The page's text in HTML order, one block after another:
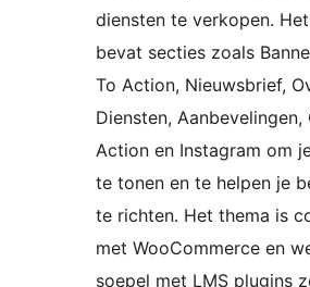
diensten te verkopen.
bevat secties zoals
To Action, Nieuwsbrief,
Diensten, Aanbevelingen,
Action en Instagram om
te tonen en te helpen je
te richten. Het thema is
met WooCommerce en
soepel met LMS plugins